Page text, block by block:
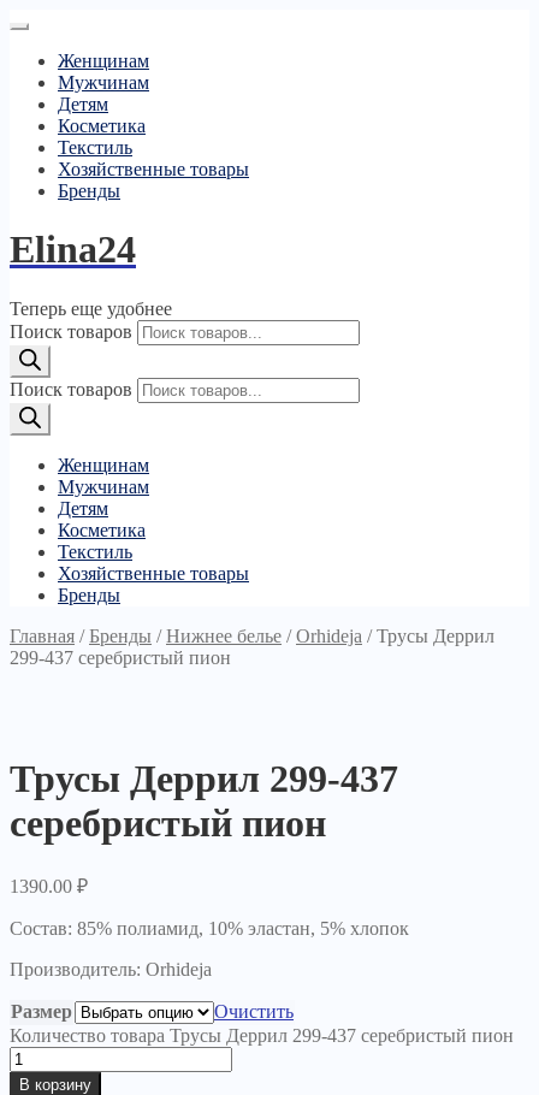
Женщинам
Мужчинам
Детям
Косметика
Текстиль
Хозяйственные товары
Бренды
Elina24
Теперь еще удобнее
Поиск товаров
Поиск товаров
Женщинам
Мужчинам
Детям
Косметика
Текстиль
Хозяйственные товары
Бренды
Главная /Бренды /Нижнее белье /Orhideja /Трусы Деррил
299-437 серебристый пион
Трусы Деррил 299-437
серебристый пион
1390.00 ₽
Состав: 85% полиамид, 10% эластан, 5% хлопок
Производитель: Orhideja
Размер
Очистить
Количество товара Трусы Деррил 299-437 серебристый пион
В корзину